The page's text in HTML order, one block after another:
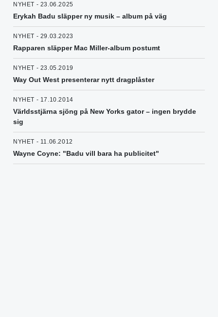
NYHET - 23.06.2025
Erykah Badu släpper ny musik – album på väg
NYHET - 29.03.2023
Rapparen släpper Mac Miller-album postumt
NYHET - 23.05.2019
Way Out West presenterar nytt dragplåster
NYHET - 17.10.2014
Världsstjärna sjöng på New Yorks gator – ingen brydde
sig
NYHET - 11.06.2012
Wayne Coyne: "Badu vill bara ha publicitet"